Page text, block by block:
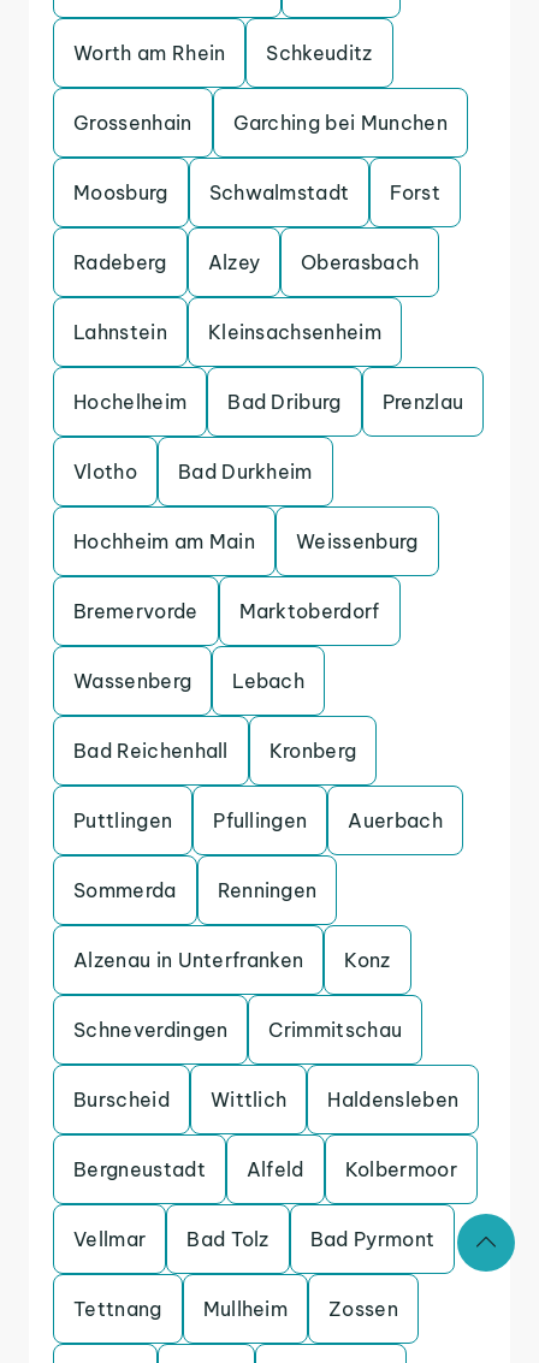
Worth am Rhein Schkeuditz
Grossenhain Garching bei Munchen
Moosburg Schwalmstadt Forst
Radeberg Alzey Oberasbach
Lahnstein Kleinsachsenheim
Hochelheim Bad Driburg Prenzlau
Vlotho Bad Durkheim
Hochheim am Main Weissenburg
Bremervorde Marktoberdorf
Wassenberg Lebach
Bad Reichenhall Kronberg
Puttlingen Pfullingen Auerbach
Sommerda Renningen
Alzenau in Unterfranken Konz
Schneverdingen Crimmitschau
Burscheid Wittlich Haldensleben
Bergneustadt Alfeld Kolbermoor
Vellmar Bad Tolz Bad Pyrmont
Tettnang Mullheim Zossen